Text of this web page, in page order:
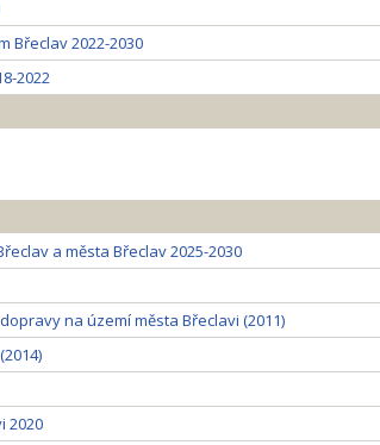
Břeclav 2022-2030
2022
a města Břeclav 2025-2030
na území města Břeclavi (2011)
2020